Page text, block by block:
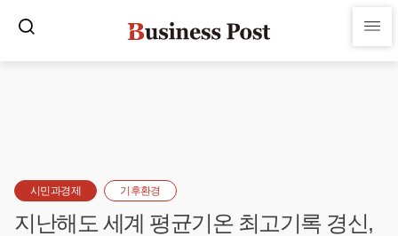
시민과경제 기후환경
지난해도 세계 평균기온 최고기록 경신,